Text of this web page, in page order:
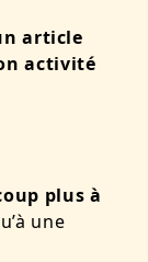
article
activité
plus à
une